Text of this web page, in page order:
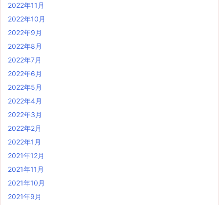
2022年11月
2022年10月
2022年9月
2022年8月
2022年7月
2022年6月
2022年5月
2022年4月
2022年3月
2022年2月
2022年1月
2021年12月
2021年11月
2021年10月
2021年9月